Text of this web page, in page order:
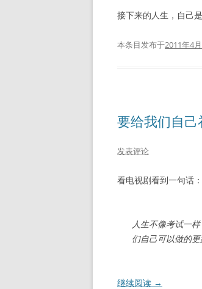
接下来的人生，自己是
本条目发布于2011年4
要给我们自
发表评论
看电视剧看到一句话：
人生不像考试一
们自己可以做的
继续阅读 →